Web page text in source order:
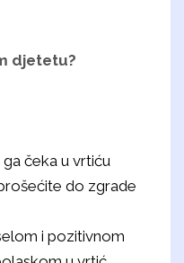
djetetu?
čeka u vrtiću
do zgrade
i pozitivnom